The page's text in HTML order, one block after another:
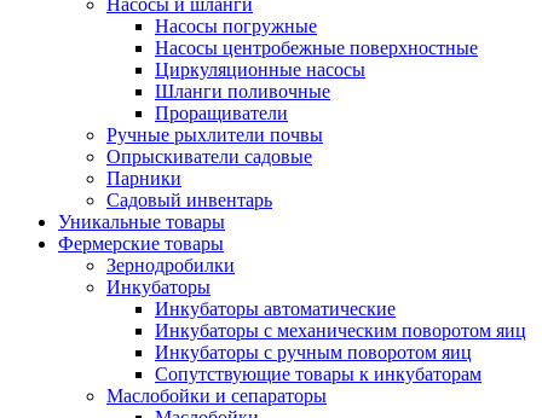
Насосы и шланги
Насосы погружные
Насосы центробежные поверхностные
Циркуляционные насосы
Шланги поливочные
Проращиватели
Ручные рыхлители почвы
Опрыскиватели садовые
Парники
Садовый инвентарь
Уникальные товары
Фермерские товары
Зернодробилки
Инкубаторы
Инкубаторы автоматические
Инкубаторы с механическим поворотом яиц
Инкубаторы с ручным поворотом яиц
Сопутствующие товары к инкубаторам
Маслобойки и сепараторы